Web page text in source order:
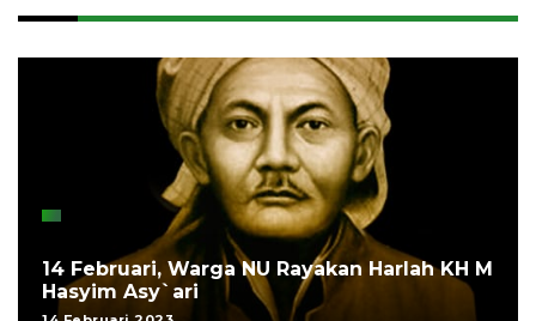
14 Februari, Warga NU Rayakan Harlah KH M
Hasyim Asy`ari